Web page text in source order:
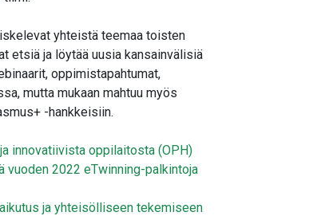
yhteistä teemaa toisten
etsiä ja löytää uusia kansainvälisiä
oppimistapahtumat,
mutta mukaan mahtuu myös
-hankkeisiin.
innovatiivista oppilaitosta (OPH)
2022 eTwinning-palkintoja
ja yhteisölliseen tekemiseen